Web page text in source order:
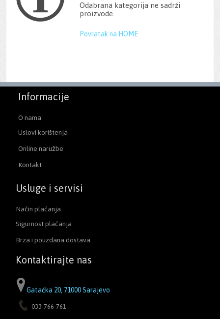
Odabrana kategorija ne sadrži
proizvode.
Povratak na HOME
Informacije
O nama
Uslovi korištenja
Online naružbe
Kontakt
Usluge i servisi
Način plaćanja
Sigurnost plaćanja
Brza i pouzdana dostava
Kontaktirajte nas
Gatačka 20, 71000 Sarajevo
033-766-761